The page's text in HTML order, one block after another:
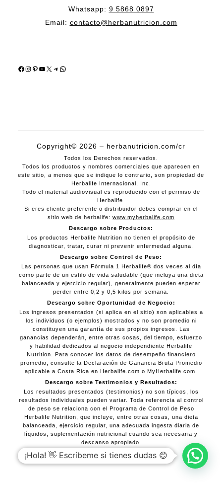
Whatsapp: 9 5868 0897
Email: contacto@herbanutricion.com
Facebook
Instagram
Pinterest
YouTube
X Telegram
WhatsApp
Copyright© 2026 – herbanutricion.com/cr
Todos los Derechos reservados.
Todos los productos y nombres comerciales que aparecen en
este sitio, a menos que se indique lo contrario, son propiedad de
Herbalife Internacional, Inc.
Todo el material audiovisual es reproducido con el permiso de
Herbalife.
Si eres cliente preferente o distribuidor debes comprar en el
sitio web de herbalife: www.myherbalife.com
Descargo sobre Productos:
Los productos Herbalife Nutrition no tienen el propósito de
diagnosticar, tratar, curar ni prevenir enfermedad alguna.
Descargo sobre Control de Peso:
Las personas que usan Fórmula 1 Herbalife® dos veces al día
como parte de un estilo de vida saludable (que incluya una dieta
balanceada y ejercicio regular), generalmente pueden esperar
perder entre 0,2 y 0,5 kilos por semana.
Descargo sobre Oportunidad de Negocio:
Los ingresos presentados (si aplica en el sitio) son aplicables a
los individuos (o ejemplos) mostrados y no son promedio ni
constituyen una garantía de sus propios ingresos. Las
ganancias dependerán, entre otras cosas, del tiempo, esfuerzo
y habilidad dedicados al negocio independiente Herbalife
Nutrition. Para conocer los datos de desempeño financiero
promedio, consulte la Declaración de Ganancia Bruta Promedio
aplicable a Costa Rica en Herbalife.com o MyHerbalife.com.
Descargo sobre Testimonios y Resultados:
Los resultados presentados (testimonios) no son típicos, los
resultados individuales pueden variar. Toda referencia al control
de peso se relaciona con el Programa de Control de Peso
Herbalife Nutrition, que incluye, entre otras cosas, una dieta
balanceada, ejercicio regular, una adecuada ingesta diaria de
líquidos, suplementación nutricional cuando sea necesaria y
descanso apropiado.
¡Hola! 👋 Escríbeme si tienes dudas 😊